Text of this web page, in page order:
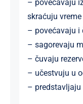
– povećavaju
skraćuju
– povećavaju i
– sagorevaju
– čuvaju
– učestvuju u
– predstavljaju